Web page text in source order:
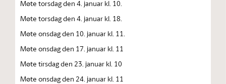
Møte torsdag den 4. januar kl. 10.
Møte torsdag den 4. januar kl. 18.
Møte onsdag den 10. januar kl. 11.
Møte onsdag den 17. januar kl. 11
Møte tirsdag den 23. januar kl. 10
Møte onsdag den 24. januar kl. 11